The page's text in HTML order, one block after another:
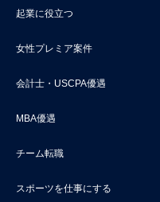
起業に役立つ
女性プレミア案件
会計士・USCPA優遇
MBA優遇
チーム転職
スポーツを仕事にする